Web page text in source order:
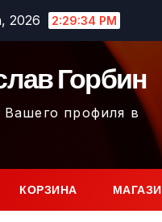
2026 2:29:36 PM
Горбин
Вашего профиля в
КОРЗИНА